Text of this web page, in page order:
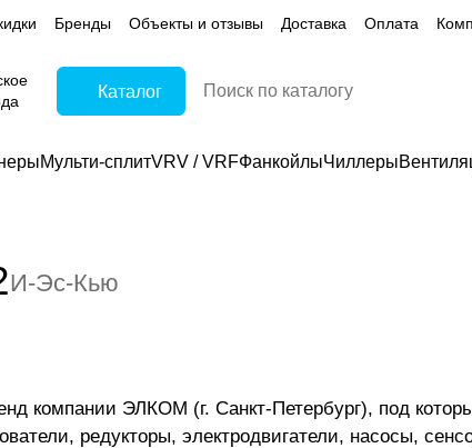
Бренды Объекты и отзывы Доставка Оплата
Каталог
Мульти-сплитVRV / VRFФанкойлыЧиллеры
И-Эс-Кью
компании ЭЛКОМ (г. Санкт-Петербург), под
редукторы, электродвигатели, насосы,